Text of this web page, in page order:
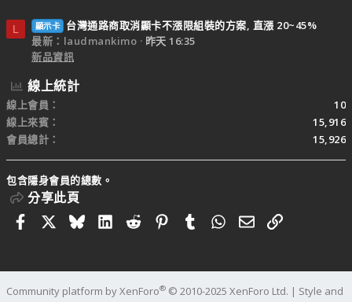
L 顯示卡
台灣通路商取消顯卡不漲限組裝的方案, 直漲 20~45%
最新：laudmankimo
昨天 16:35
新品資訊
線上統計
線上會員
10
線上來賓
15,916
會員總計
15,926
包含隱身會員的總數。
分享此頁
FacebookBlueskyLinkedIn
RedditPinterestTumblrWhatsApp
電子郵件
連結
Community platform by XenForo® © 2010-2025 XenForo Ltd. | Style and